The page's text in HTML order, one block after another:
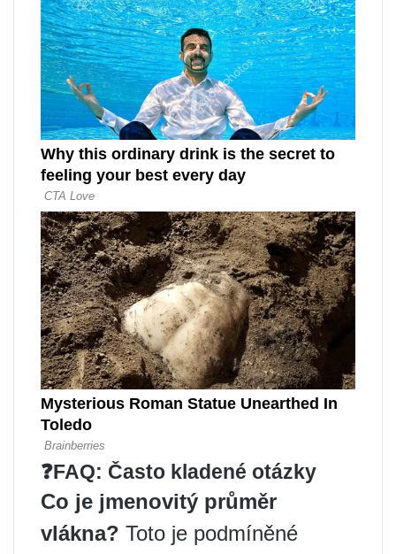
❓FAQ: Často kladené otázky
Co je jmenovitý průměr
vlákna? Toto je podmíněné